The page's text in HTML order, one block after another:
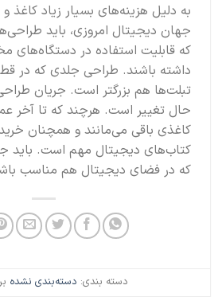
به دلیل هزینه‌های بسیار زیاد
جهان دیجیتال امروزی، باید
که قابلیت استفاده در دستگاه‌های
داشته باشند. طراحی جلدی که در
تبلت‌ها هم بزرگتر است. جریان
حال تغییر است. هرچند که تا آخر
کاغذی باقی می‌مانند و همچنان
کتاب‌های دیجیتال مهم است. باید
که در فضای دیجیتال هم مناسب
دسته بندی: دسته‌بندی نشده